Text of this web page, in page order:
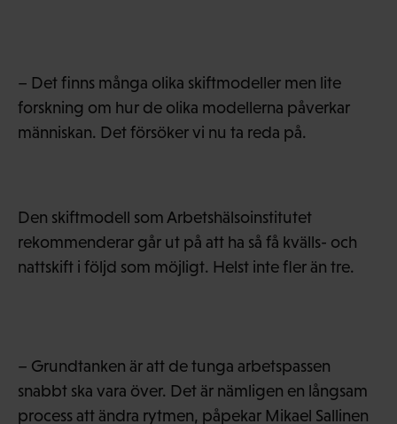
– Det finns många olika skiftmodeller men lite
forskning om hur de olika modellerna påverkar
människan. Det försöker vi nu ta reda på.
Den skiftmodell som Arbetshälsoinstitutet
rekommenderar går ut på att ha så få kvälls- och
nattskift i följd som möjligt. Helst inte fler än tre.
– Grundtanken är att de tunga arbetspassen
snabbt ska vara över. Det är nämligen en långsam
process att ändra rytmen, påpekar Mikael Sallinen